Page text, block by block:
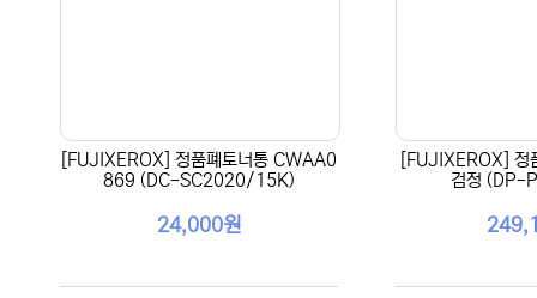
[FUJIXEROX] 정품폐토너통 CWAA0
869 (DC-SC2020/15K)
24,000원
[FUJIXEROX]
검정 (DP-